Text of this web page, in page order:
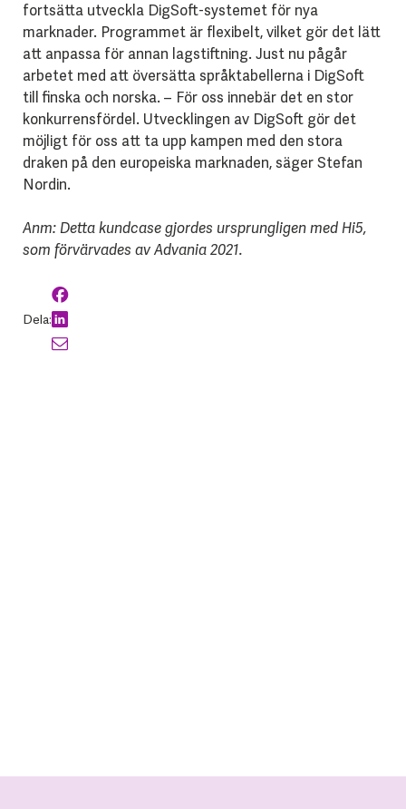
fortsätta utveckla DigSoft-systemet för nya
marknader. Programmet är flexibelt, vilket gör det lätt
att anpassa för annan lagstiftning. Just nu pågår
arbetet med att översätta språktabellerna i DigSoft
till finska och norska. – För oss innebär det en stor
konkurrensfördel. Utvecklingen av DigSoft gör det
möjligt för oss att ta upp kampen med den stora
draken på den europeiska marknaden, säger Stefan
Nordin.
Anm: Detta kundcase gjordes ursprungligen med Hi5,
som förvärvades av Advania 2021.
Dela: